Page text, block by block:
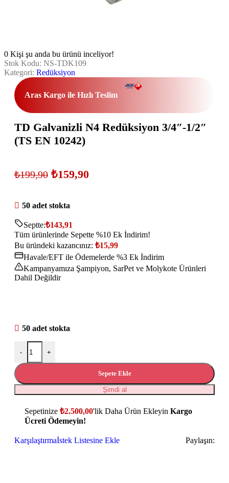
0 Kişi şu anda bu ürünü inceliyor!
Stok Kodu: NS-TDK109
Kategori: Redüksiyon
Aras Kargo ile Hızlı Teslim
TD Galvanizli N4 Redüksiyon 3/4″-1/2″
(TS EN 10242)
₺199,90 ₺159,90
50 adet stokta
Septte:₺143,91
Tüm ürünlerinde Sepette %10 Ek İndirim!
Bu üründeki kazancınız: ₺15,99
Havale/EFT ile Ödemelerde %3 Ek İndirim
Kampanyamıza Şampiyon, SarPet ve Molykote Ürünleri
Dahil Değildir
50 adet stokta
- +
Sepete Ekle
Şimdi al
Sepetinize ₺2.500,00'lik Daha Ürün Ekleyin Kargo
Ücreti Ödemeyin!
Karşılaştırmaİstek Listesine Ekle Paylaşın: